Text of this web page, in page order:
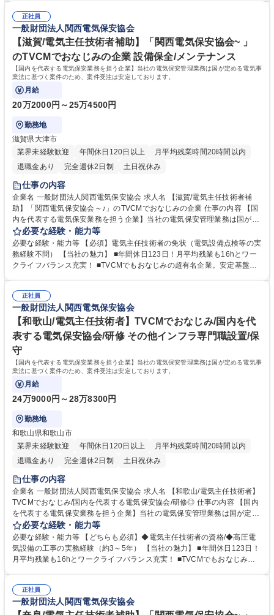
当社は国内でも希少な模擬施設を保有。実際の模擬実技を行うことができ
ます。 募集職種 【姫路/電気工事施工管理】TVCMでおなじみ/国内を代表
する電気保安協会/研修◎
します。 ■関西以外の転勤はないため、長期的に働きたい方にオススメ！
■模擬施設を保有等、充実の研修環境から高い技術力を担保し続けており
ます。 学歴・資格 学歴：大学院 大学 高専 短大 専修学校 高校 語学力：
資格：第一種運転免許普通自動車 第一種電気工事士 1級電気工事施工管理
技士
正社員
一般財団法人関西電気保安協会
【滋賀/電気主任技術者補助】「関西電気保安協会~ 」
のTVCMでおなじみの企業 設備保全/メンテナンス
【国内を代表する電気保安業務を担う企業】当社の電気保安管理業務は国が定める電気事
業法に基づく案件のため、案件受注は安定しております。
月給
20万2000円～25万4500円
勤務地
滋賀県大津市
業界未経験歓迎
年間休日120日以上
月平均残業時間20時間以内
退職金あり
完全週休2日制 土日祝休み
仕事の内容
企業名 一般財団法人関西電気保安協会 求人名 【滋賀/電気主任技術者補
助】「関西電気保安協会～♪」のTVCMでおなじみの企業 仕事の内容 【国
内を代表する電気保安業務を担う企業】当社の電気保安管理業務は国が定
める電気事業法に基づく案件のため、案件受注は安定しております。 【入
社後】先輩技術員のもと、工場やビルなど電力会社から高圧で受電して電
気を使用する事業場の保安業務の補助として、3年程度の実務経験を積ん
でいただき、保安業務従事者を目指していただきます。 【当社の強み】保
術者補助】「関西電気保安協会～♪」のTVCMでおなじみの企業
必要な経験・能力等
必要な経験・能力等 【必須】電気主任技術者の免状（電気設備点検等の実
務経験不問） 【当社の魅力】 ■年間休日123日！月平均残業も16hとワー
クライフバランス充実！ ■TVCMでもおなじみの超有名企業。安定基盤で
擬施設を保有等、充実の研修環境から高い技術力を担保し続けておりま
す。 学歴・資格 学歴：大学院 大学 高専 短大 専修学校 高校 語学力： 資
格：第三種電気主任技術者 第二種電気主任技術者 第一種運転免許普通自
動車
正社員
一般財団法人関西電気保安協会
【和歌山/電気主任技術者】TVCMでおなじみ/国内を代
表する電気保安協会/研修 その他インフラ専門職設置/保
守
【国内を代表する電気保安業務を担う企業】当社の電気保安管理業務は国が定める電気事
業法に基づく案件のため、案件受注は安定しております。
月給
24万9000円～28万8300円
勤務地
和歌山県和歌山市
業界未経験歓迎
年間休日120日以上
月平均残業時間20時間以内
退職金あり
完全週休2日制 土日祝休み
仕事の内容
企業名 一般財団法人関西電気保安協会 求人名 【和歌山/電気主任技術者】
TVCMでおなじみ/国内を代表する電気保安協会/研修◎ 仕事の内容 【国内
を代表する電気保安業務を担う企業】当社の電気保安管理業務は国が定め
る電気事業法に基づく案件のため、案件受注は安定しております。 工場や
ビルなど電力会社から高圧で受電して電気を使用する事業場の保安業務全
般をお任せします。 ＜月次点検＞運転状態の電気設備の点検および測定
＜年次点検＞電気設備を停電してより精密な点検、測定および試験 【当社
電気主任技術者】TVCMでおなじみ/国内を代表する電気保安協会/研修◎
必要な経験・能力等
必要な経験・能力等 【どちらも必須】◆電気主任技術者の資格/◆高圧電
気設備の工事の実務経験（約3～5年） 【当社の魅力】 ■年間休日123日！
月平均残業も16hとワークライフバランス充実！ ■TVCMでもおなじみの
い方にオススメ！ ■模擬施設を保有等、充実の研修環境から高い技術力を
担保し続けております。 学歴・資格 学歴：大学院 大学 高専 短大 専修学
正社員
一般財団法人関西電気保安協会